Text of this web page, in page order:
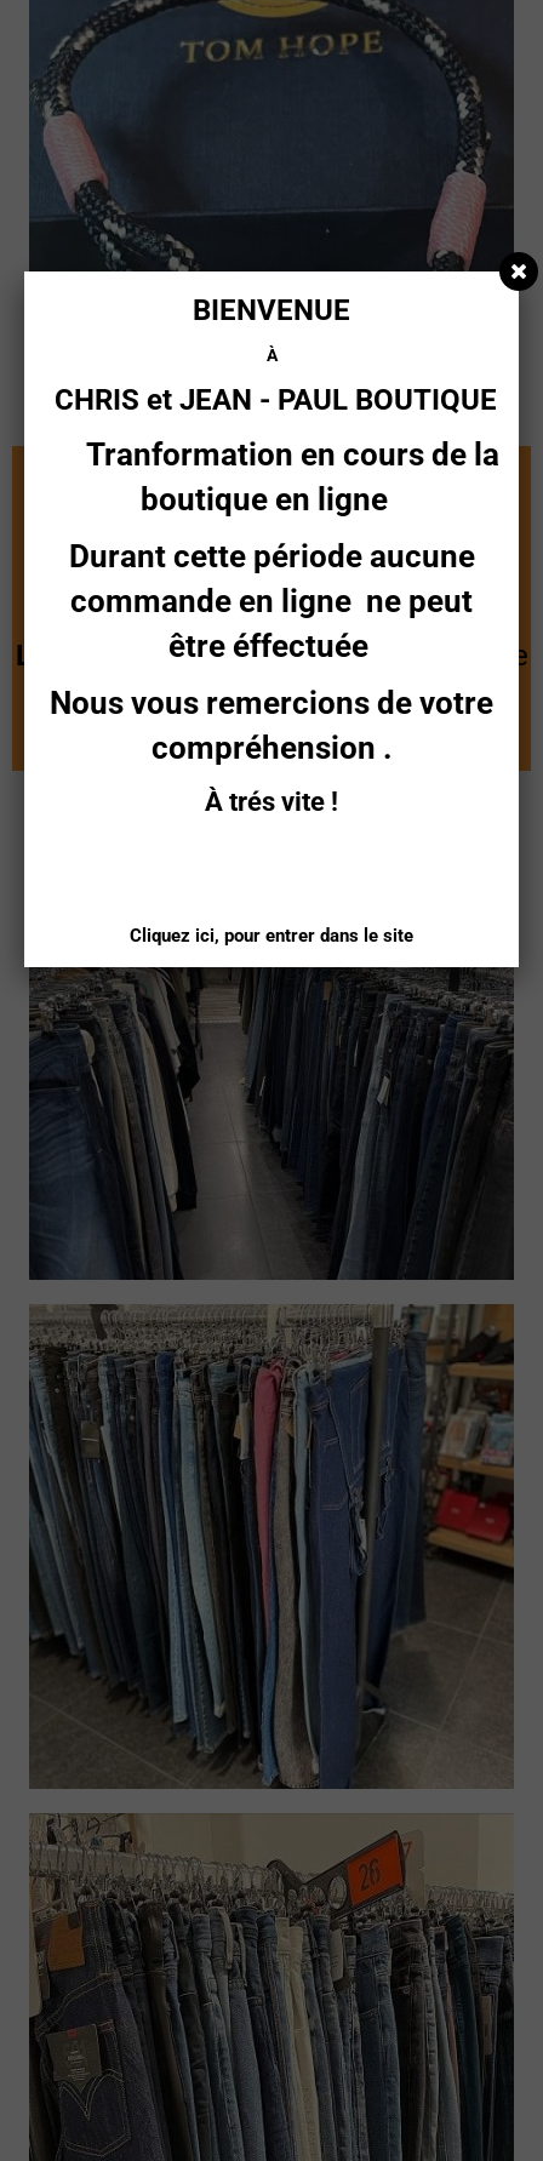
Venez découvrir à la boutique notre
vaste choix deJEANS
PourFemmes,HommesetEnfants
partir de15 Euros
Levi's 501
( pour adultes ) au prix unique
de:60 Euros
BIENVENUE
À
CHRIS et JEAN - PAULBOUTIQUE
Tranformation en cours de la
boutique en ligne
Durant cette période aucune
commande en ligne ne peut
être éffectuée
Nous vous remercions de votre
compréhension .
À trés vite !
Cliquez ici, pour entrer dans le site